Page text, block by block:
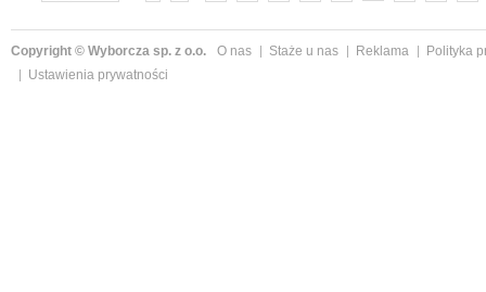
Copyright © Wyborcza sp. z o.o. O nas Staże u nas Reklama
Polityka
Ustawienia prywatności